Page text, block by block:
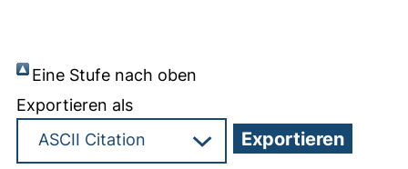
Eine Stufe nach oben
Exportieren als